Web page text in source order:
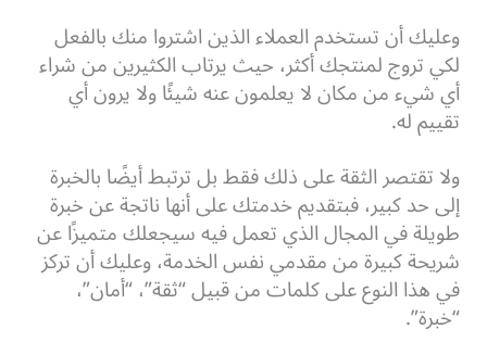
وعليك أن تستخدم العملاء الذين اشتروا منك بالفعل
لكي تروج لمنتجك أكثر، حيث يرتاب الكثيرين من شراء
أي شيء من مكان لا يعلمون عنه شيئًا ولا يرون أي
تقييم له.
ولا تقتصر الثقة على ذلك فقط بل ترتبط أيضًا بالخبرة
إلى حد كبير، فبتقديم خدمتك على أنها ناتجة عن خبرة
طويلة في المجال الذي تعمل فيه سيجعلك متميزًا عن
شريحة كبيرة من مقدمي نفس الخدمة، وعليك أن تركز
في هذا النوع على كلمات من قبيل “ثقة”، “أمان”،
“خبرة”.